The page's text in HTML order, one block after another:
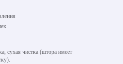
сухая чистка (штора имеет